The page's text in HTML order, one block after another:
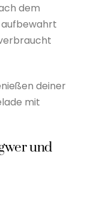
dem
aufbewahrt
deiner
mit
und